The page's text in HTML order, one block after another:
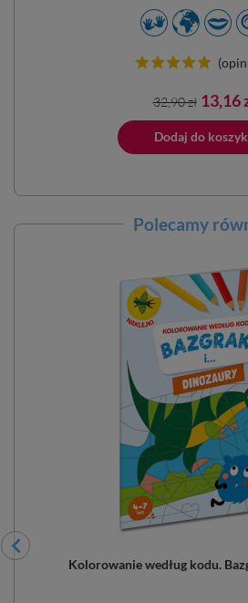
Cena
podstawowa
32,90 zł Cena
13,16
Dodaj do
Polecamy
Kolorowanie według kodu.